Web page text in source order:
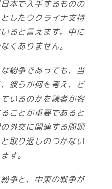
本で入手するものの
したウクライナ支持
ると言えます。中に
くありません。
紛争であっても、当
彼らが何を考え、ど
いるのかを読者が客
ことが重要であると
外交に関連する問題
取り返しのつかない
す。
争と、中東の戦争が